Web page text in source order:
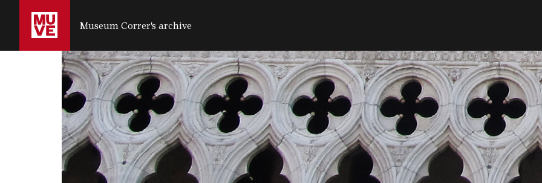
SALTA AL CONTENUTO PRINCIPALE
Museum Correr's archive